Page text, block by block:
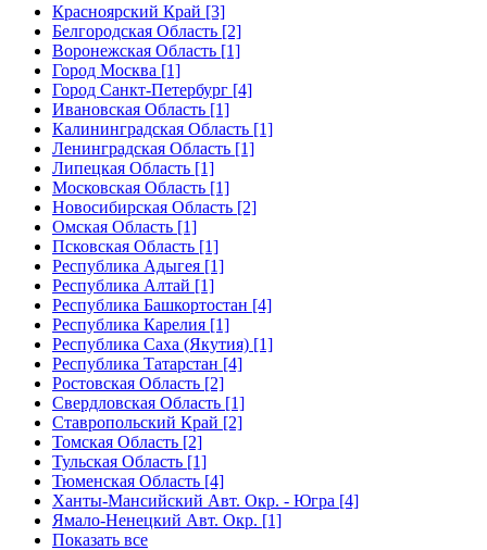
Красноярский Край [3]
Белгородская Область [2]
Воронежская Область [1]
Город Москва [1]
Город Санкт-Петербург [4]
Ивановская Область [1]
Калининградская Область [1]
Ленинградская Область [1]
Липецкая Область [1]
Московская Область [1]
Новосибирская Область [2]
Омская Область [1]
Псковская Область [1]
Республика Адыгея [1]
Республика Алтай [1]
Республика Башкортостан [4]
Республика Карелия [1]
Республика Саха (Якутия) [1]
Республика Татарстан [4]
Ростовская Область [2]
Свердловская Область [1]
Ставропольский Край [2]
Томская Область [2]
Тульская Область [1]
Тюменская Область [4]
Ханты-Мансийский Авт. Окр. - Югра [4]
Ямало-Ненецкий Авт. Окр. [1]
Показать все